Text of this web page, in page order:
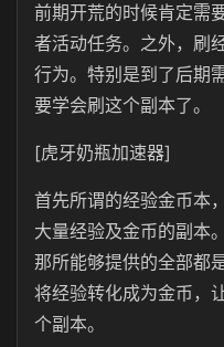
前期开荒的时候肯定需
者活动任务。之外，刷
行为。特别是到了后期
要学会刷这个副本了。
[虎牙奶瓶加速器]
首先所谓的经验金币本
大量经验及金币的副本
那所能够提供的全部都
将经验转化成为金币，
个副本。